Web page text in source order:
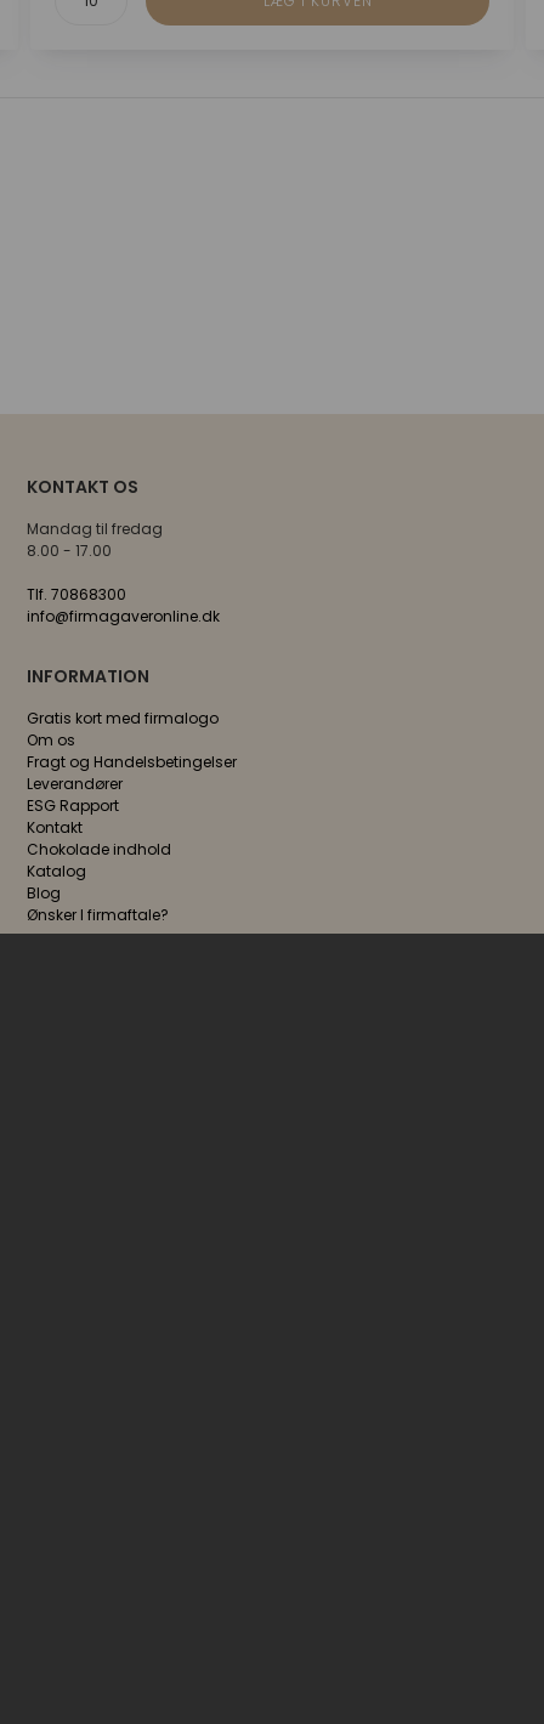
KONTAKT OS
Mandag til fredag
8.00 - 17.00
Tlf. 70868300
info@firmagaveronline.dk
INFORMATION
Gratis kort med firmalogo
Om os
Fragt og Handelsbetingelser
Leverandører
ESG Rapport
Kontakt
Chokolade indhold
Katalog
Blog
Ønsker I firmaftale?